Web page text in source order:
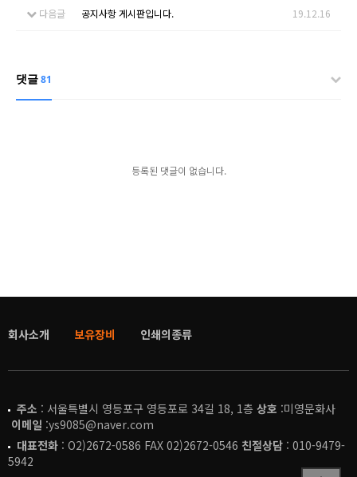
다음글 공지사항 게시판입니다. 19.12.16
댓글81
등록된 댓글이 없습니다.
회사소개 보유장비 인쇄의종류
주소 : 서울특별시 영등포구 영등포로 34길 18, 1층 상호 :미영문화사
이메일 :ys9085@naver.com
대표전화 : O2)2672-0586 FAX 02)2672-0546 친절상담 : 010-9479-
5942